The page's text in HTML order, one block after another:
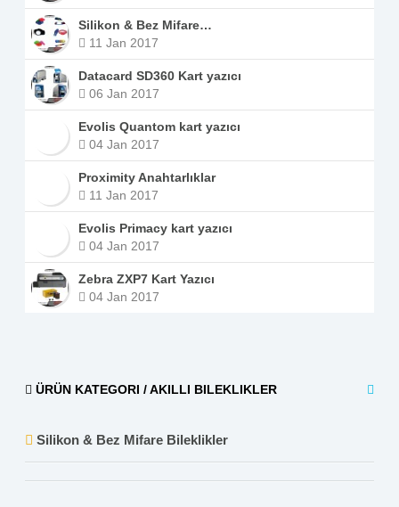
Silikon & Bez Mifare…
11 Jan 2017
Datacard SD360 Kart yazıcı
06 Jan 2017
Evolis Quantom kart yazıcı
04 Jan 2017
Proximity Anahtarlıklar
11 Jan 2017
Evolis Primacy kart yazıcı
04 Jan 2017
Zebra ZXP7 Kart Yazıcı
04 Jan 2017
ÜRÜN KATEGORI / AKILLI BILEKLIKLER
Silikon & Bez Mifare Bileklikler